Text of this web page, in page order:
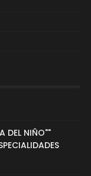
DEL NIÑO""